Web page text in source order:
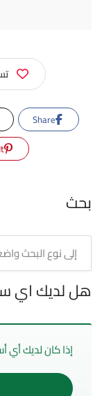
Share
Pin It
بحث
هل لديك اي
إذا كان لديك أي